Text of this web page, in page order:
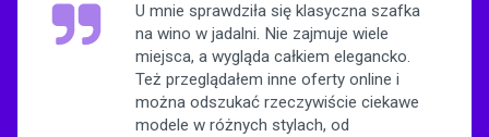
U mnie sprawdziła się klasyczna szafka
na wino w jadalni. Nie zajmuje wiele
miejsca, a wygląda całkiem elegancko.
Też przeglądałem inne oferty online i
można odszukać rzeczywiście ciekawe
modele w różnych stylach, od